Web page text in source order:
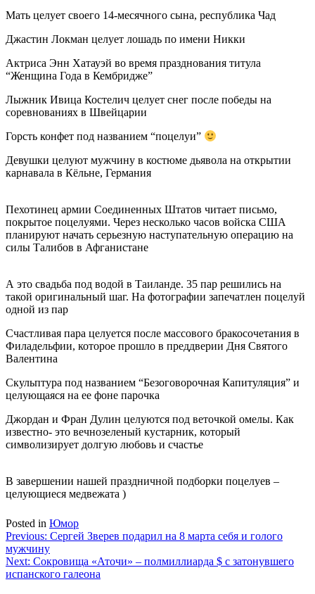
Мать целует своего 14-месячного сына, республика Чад
Джастин Локман целует лошадь по имени Никки
Актриса Энн Хатауэй во время празднования титула
“Женщина Года в Кембридже”
Лыжник Ивица Костелич целует снег после победы на
соревнованиях в Швейцарии
Горсть конфет под названием “поцелуи”
Девушки целуют мужчину в костюме дьявола на открытии
карнавала в Кёльне, Германия
Пехотинец армии Соединенных Штатов читает письмо,
покрытое поцелуями. Через несколько часов войска США
планируют начать серьезную наступательную операцию на
силы Талибов в Афганистане
А это свадьба под водой в Таиланде. 35 пар решились на
такой оригинальный шаг. На фотографии запечатлен поцелуй
одной из пар
Счастливая пара целуется после массового бракосочетания в
Филадельфии, которое прошло в преддверии Дня Святого
Валентина
Скульптура под названием “Безоговорочная Капитуляция” и
целующаяся на ее фоне парочка
Джордан и Фран Дулин целуются под веточкой омелы. Как
известно- это вечнозеленый кустарник, который
символизирует долгую любовь и счастье
В завершении нашей праздничной подборки поцелуев –
целующиеся медвежата )
Posted in Юмор
Навигация
по
записям
Previous: Сергей Зверев подарил на 8 марта себя и голого
мужчину
Next: Сокровища «Аточи» – полмиллиарда $ с затонувшего
испанского галеона